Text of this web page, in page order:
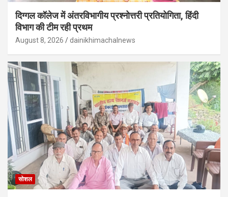
दिग्गल कॉलेज में अंतरविभागीय प्रश्नोत्तरी प्रतियोगिता, हिंदी
विभाग की टीम रही प्रथम
August 8, 2026 dainikhimachalnews
सोशल